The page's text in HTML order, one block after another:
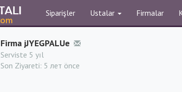
Siparişler Ustalar Firmalar
Firma jJYEGPALUe
Serviste 5 yıl
Son Ziyareti: 5 лет önce